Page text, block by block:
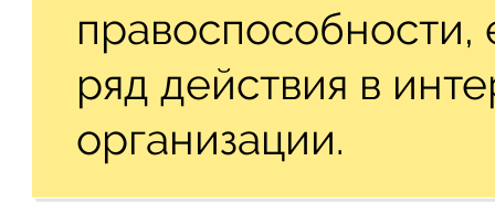
правоспособности,
ряд действия в
организации.